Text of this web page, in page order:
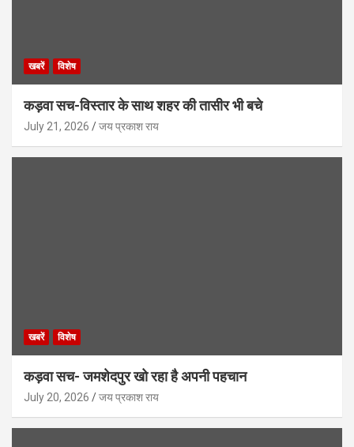
खबरें विशेष
कड़वा सच-विस्तार के साथ शहर की तासीर भी बचे
July 21, 2026 जय प्रकाश राय
खबरें विशेष
कड़वा सच- जमशेदपुर खो रहा है अपनी पहचान
July 20, 2026 जय प्रकाश राय